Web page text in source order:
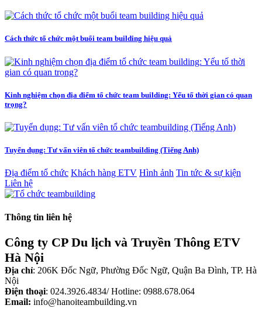
Cách thức tổ chức một buổi team building hiệu quả
Kinh nghiệm chọn địa điểm tổ chức team building: Yếu tố thời gian có quan
trọng?
Tuyển dụng: Tư vấn viên tổ chức teambuilding (Tiếng Anh)
Địa điểm tổ chức Khách hàng ETV Hình ảnh Tin tức & sự kiện
Liên hệ
Thông tin liên hệ
Công ty CP Du lịch và Truyền Thông ETV
Hà Nội
Địa chỉ: 206K Đốc Ngữ, Phường Đốc Ngữ, Quận Ba Đình, TP. Hà
Nội
Điện thoại: 024.3926.4834/ Hotline: 0988.678.064
Email: info@hanoiteambuilding.vn